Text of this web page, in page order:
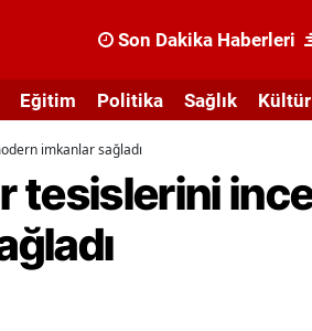
Son Dakika Haberleri
Eğitim Politika Sağlık
imkanlar sağladı
tesislerini